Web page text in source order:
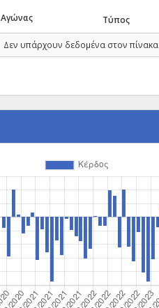
Αγώνας Τύπος
Δεν υπάρχουν δεδομένα στον πίνακα